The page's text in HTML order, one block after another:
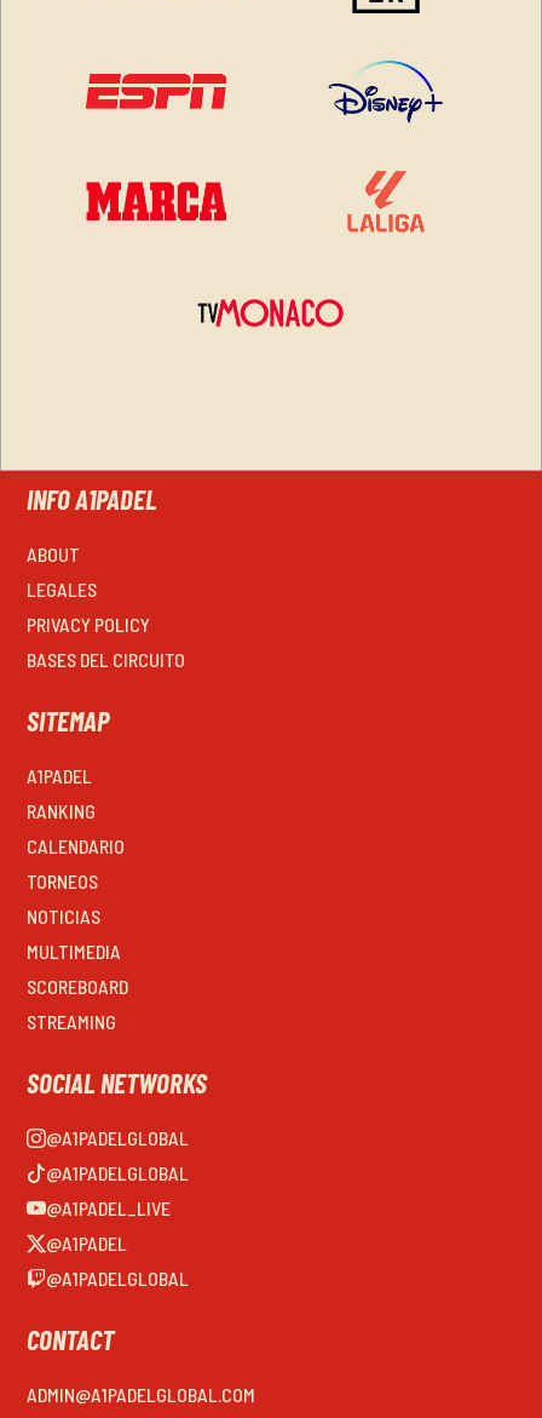
INFO A1PADEL
ABOUT
LEGALES
PRIVACY POLICY
BASES DEL CIRCUITO
SITEMAP
A1PADEL
RANKING
CALENDARIO
TORNEOS
NOTICIAS
MULTIMEDIA
SCOREBOARD
STREAMING
SOCIAL NETWORKS
@A1PADELGLOBAL
@A1PADELGLOBAL
@A1PADEL_LIVE
@A1PADEL
@A1PADELGLOBAL
CONTACT
ADMIN@A1PADELGLOBAL.COM